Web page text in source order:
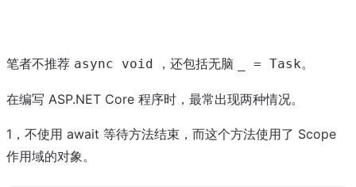
笔者不推荐 async void ，还包括无脑 _ = Task。
在编写 ASP.NET Core 程序时，最常出现两种情况。
1，不使用 await 等待方法结束，而这个方法使用了 Scope
作用域的对象。